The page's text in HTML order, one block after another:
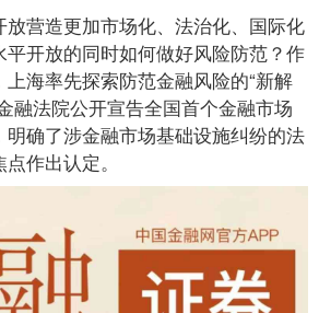
营造更加市场化、法治化、国际化
开放的同时如何做好风险防范？作
海率先探索防范金融风险的“新解
融法院公开宣告全国首个金融市场
确了涉金融市场基础设施纠纷的法
作出认定。